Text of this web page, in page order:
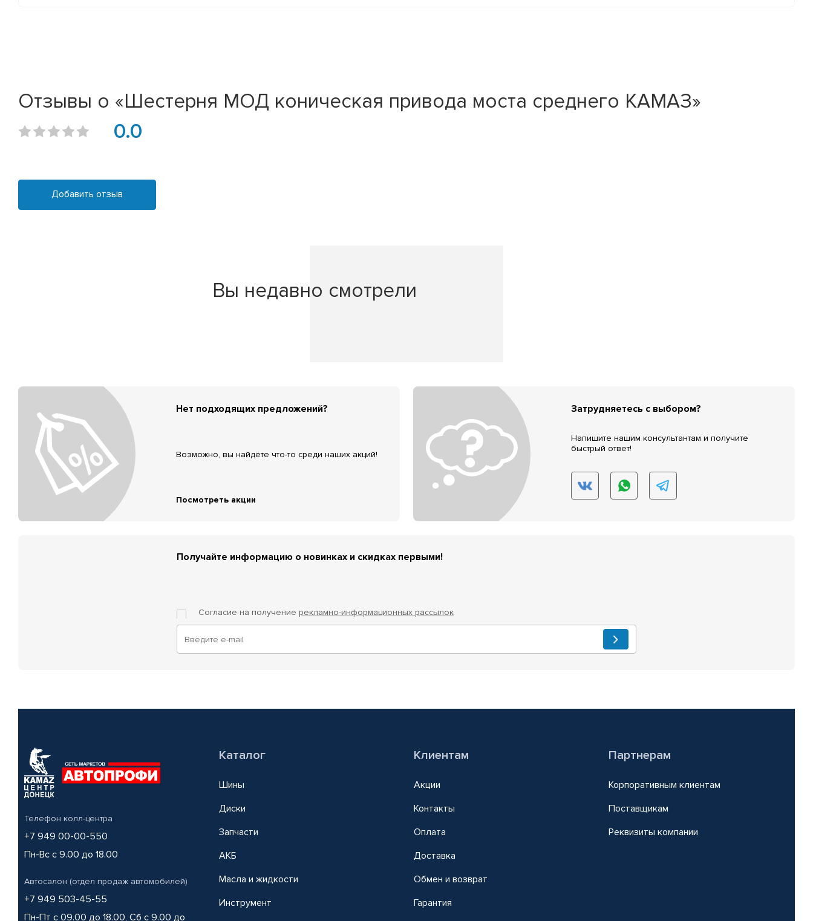
Отзывы о «Шестерня МОД коническая привода моста среднего КАМАЗ»
0.0
Добавить отзыв
Вы недавно смотрели
Нет подходящих предложений?
Возможно, вы найдёте что-то среди наших акций!
Посмотреть акции
Затрудняетесь с выбором?
Напишите нашим консультантам и получите
быстрый ответ!
Получайте информацию о новинках и скидках первыми!
Согласие на получение рекламно-информационных рассылок
Телефон колл-центра
+7 949 00-00-550
Пн-Вс с 9.00 до 18.00
Автосалон (отдел продаж автомобилей)
+7 949 503-45-55
Пн-Пт с 09.00 до 18.00, Сб с 9.00 до
Каталог
Шины
Диски
Запчасти
АКБ
Масла и жидкости
Инструмент
Клиентам
Акции
Контакты
Оплата
Доставка
Обмен и возврат
Гарантия
Партнерам
Корпоративным клиентам
Поставщикам
Реквизиты компании